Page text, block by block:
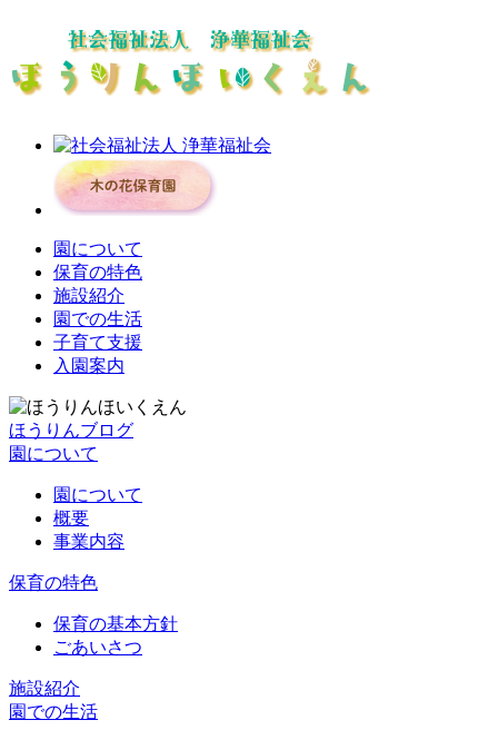
園について
保育の特色
施設紹介
園での生活
子育て支援
入園案内
ほうりんブログ
園について
園について
概要
事業内容
保育の特色
保育の基本方針
ごあいさつ
施設紹介
園での生活